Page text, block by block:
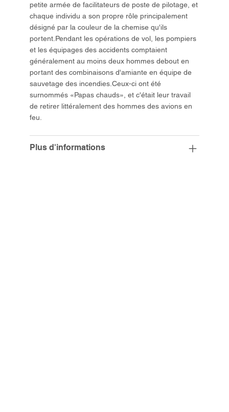
petite armée de facilitateurs de poste de pilotage, et
chaque individu a son propre rôle principalement
désigné par la couleur de la chemise qu'ils
portent.Pendant les opérations de vol, les pompiers
et les équipages des accidents comptaient
généralement au moins deux hommes debout en
portant des combinaisons d'amiante en équipe de
sauvetage des incendies.Ceux-ci ont été
surnommés «Papas chauds», et c'était leur travail
de retirer littéralement des hommes des avions en
feu.
Plus d'informations